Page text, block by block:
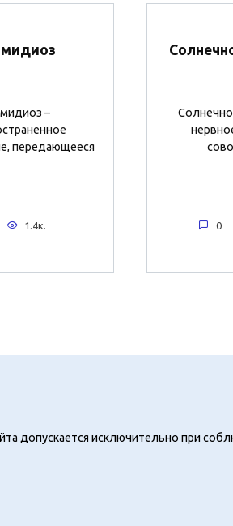
–
передающееся
1.4к. 0
допускается исключительно при